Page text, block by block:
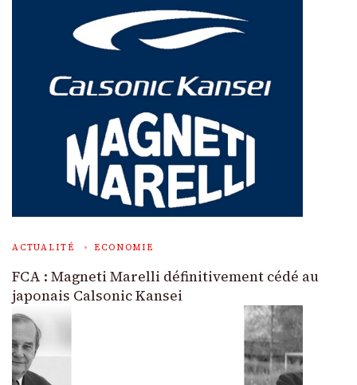
ACTUALITÉ ECONOMIE
FCA : Magneti Marelli définitivement cédé au
japonais Calsonic Kansei